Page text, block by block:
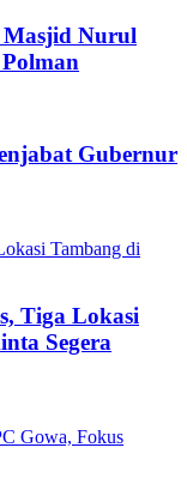
Nurul
Gubernur
Tiga Lokasi
Segera